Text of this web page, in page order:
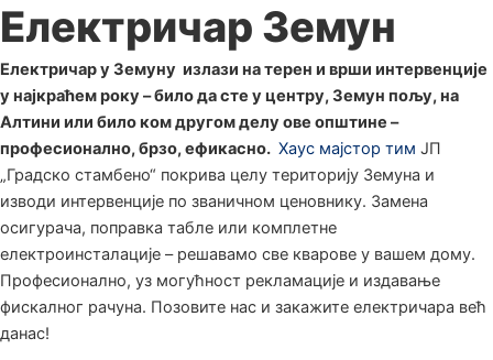
Електричар Земун
Електричар у Земуну излази на терен и врши интервенције
у најкраћем року – било да сте у центру, Земун пољу, на
Алтини или билоком другом делу ове општине –
професионално, брзо, ефикасно. Хаус мајстор тим ЈП
„Градско стамбено“ покрива целу територију Земуна и
изводи интервенције по званичном ценовнику. Замена
осигурача, поправка табле или комплетне
електроинсталације – решавамо све кварове у вашем дому.
Професионално, уз могућност рекламације и издавање
фискалног рачуна. Позовите нас и закажите електричара већ
данас!